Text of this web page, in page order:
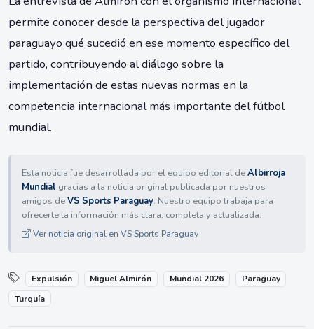
permite conocer desde la perspectiva del jugador
paraguayo qué sucedió en ese momento específico del
partido, contribuyendo al diálogo sobre la
implementación de estas nuevas normas en la
competencia internacional más importante del fútbol
mundial.
Esta noticia fue desarrollada por el equipo editorial deAlbirroja
Mundial gracias a la noticia original publicada por nuestros
amigos deVS Sports Paraguay. Nuestro equipo trabaja para
ofrecerte la información más clara, completa y actualizada.
Ver noticia original en VS Sports Paraguay
Expulsión Miguel Almirón Mundial 2026
Paraguay
Turquía